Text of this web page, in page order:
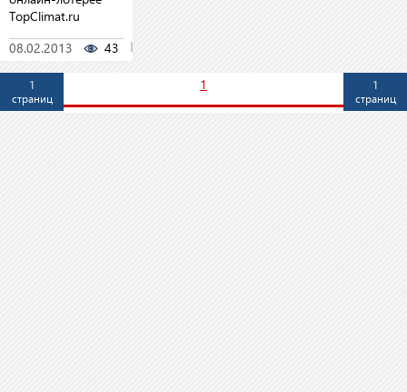
TopClimat.ru
08.02.2013
43
1
страниц
1
страниц
1